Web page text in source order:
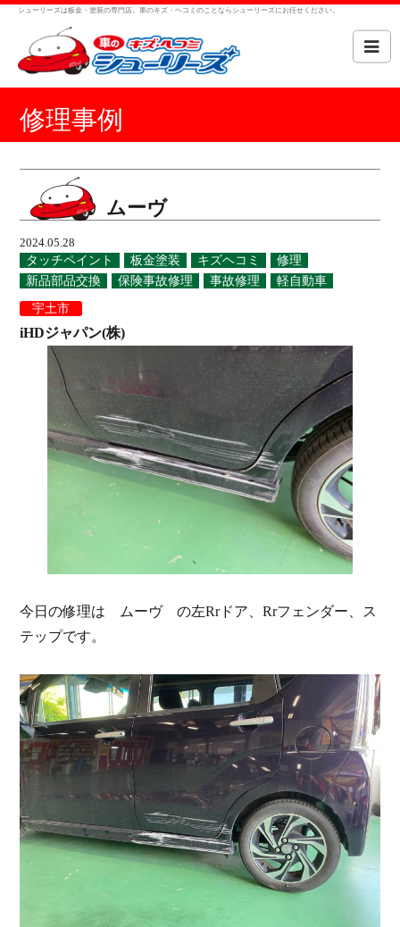
シューリーズは板金・塗装の専門店。車のキズ・ヘコミのことならシューリーズにお任せください。
修理事例
ムーヴ
2024.05.28
タッチペイント 板金塗装 キズヘコミ
修理
新品部品交換
保険事故修理 事故修理 軽自動車
宇土市
iHDジャパン(株)
今日の修理は ムーヴ の左Rrドア、Rrフェンダー、ス
テップです。